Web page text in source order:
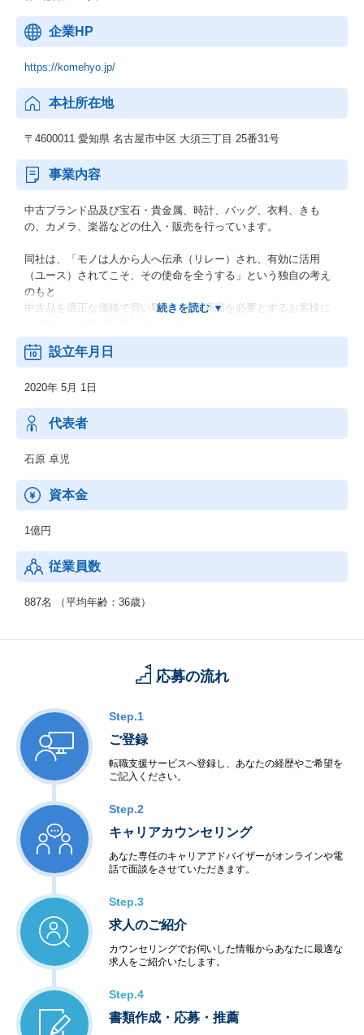
企業HP
https://komehyo.jp/
本社所在地
〒4600011 愛知県 名古屋市中区 大須三丁目 25番31号
事業内容
中古ブランド品及び宝石・貴金属、時計、バッグ、衣料、きも
の、カメラ、楽器などの仕入・販売を行っています。
同社は、「モノは人から人へ伝承（リレー）され、有効に活用
（ユース）されてこそ、その使命を全うする」という独自の考え
のもと
中古品を適正な価格で買い取り、その商品を必要とするお客様に
設立年月日
2020年 5月 1日
代表者
石原 卓児
資本金
1億円
従業員数
887名 （平均年齢：36歳）
応募の流れ
Step.1
ご登録
転職支援サービスへ登録し、あなたの経歴やご希望を
ご記入ください。
Step.2
キャリアカウンセリング
あなた専任のキャリアアドバイザーがオンラインや電
話で面談をさせていただきます。
Step.3
求人のご紹介
カウンセリングでお伺いした情報からあなたに最適な
求人をご紹介いたします。
Step.4
書類作成・応募・推薦